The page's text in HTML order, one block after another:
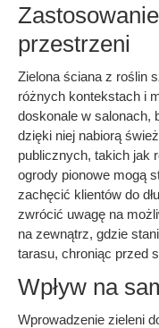
przestrzeni
Zielona ściana z roślin
różnych kontekstach i
doskonale w salonach,
dzięki niej nabiorą
publicznych, takich jak
ogrody pionowe mogą
zachęcić klientów do
zwrócić uwagę na
na zewnątrz, gdzie
tarasu, chroniąc przed
Wpływ na
Wprowadzenie zieleni